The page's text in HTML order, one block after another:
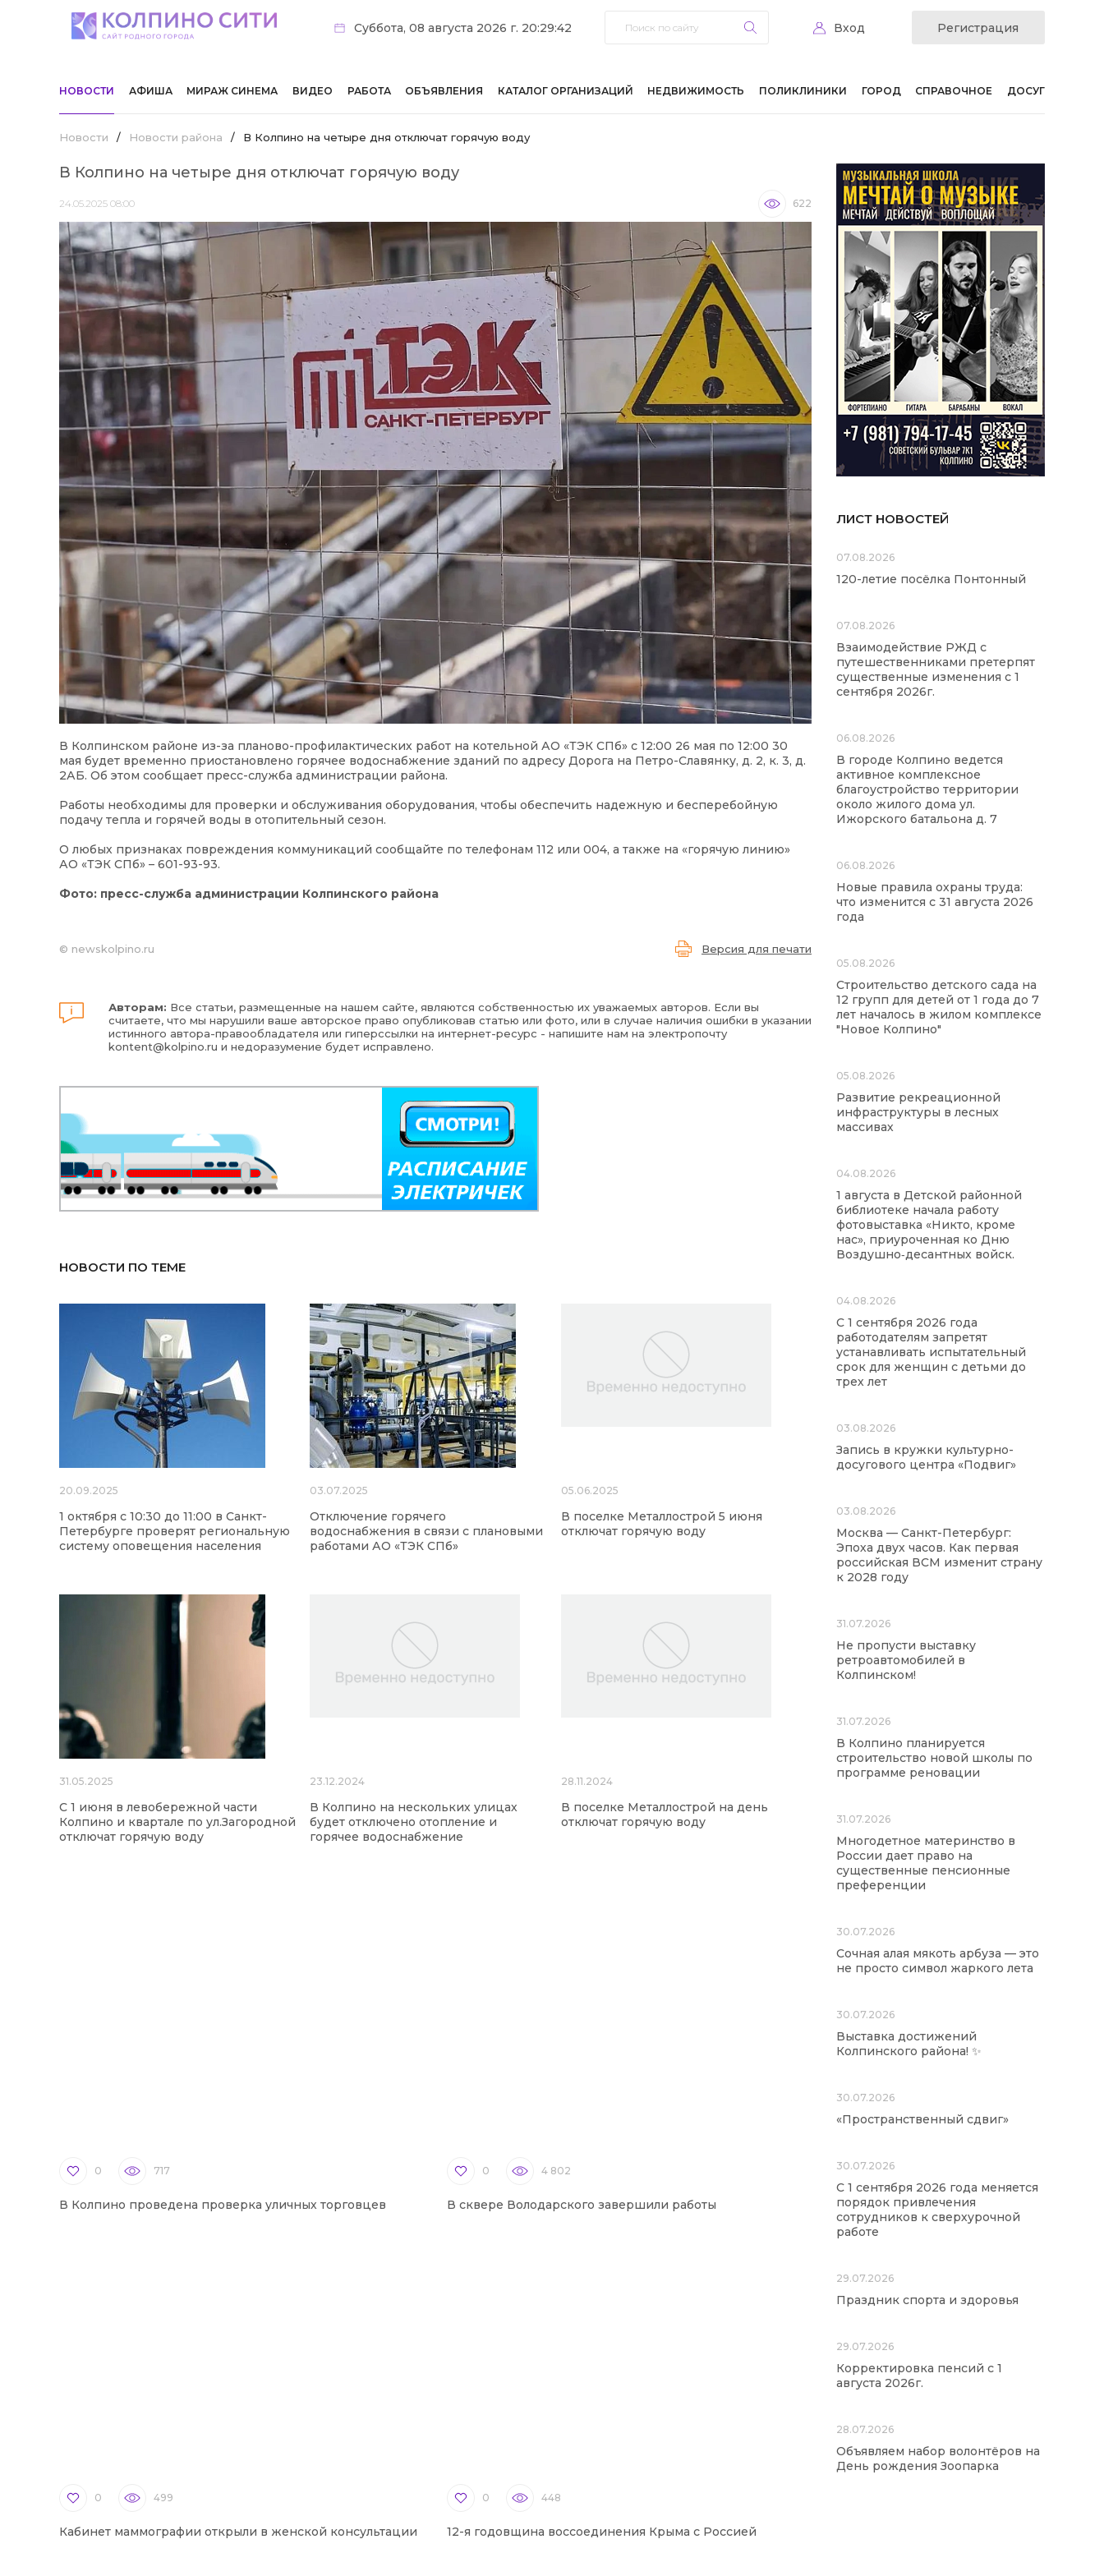
Суббота, 08 августа 2026 г. 20:29:42 Вход Регистрация
НОВОСТИ АФИША МИРАЖ СИНЕМА ВИДЕО РАБОТА ОБЪЯВЛЕНИЯ КАТАЛОГ ОРГАНИЗАЦИЙ НЕДВИЖИМОСТЬ ПОЛИКЛИНИКИ ГОРОД СПРАВОЧНОЕ ДОСУГ
Новости / Новости района / В Колпино на четыре дня отключат горячую воду
В Колпино на четыре дня отключат горячую воду
24.05.2025 08:00 622
В Колпинском районе из-за планово-профилактических работ на котельной АО «ТЭК СПб» с 12:00 26 мая по 12:00 30
мая будет временно приостановлено горячее водоснабжение зданий по адресу Дорога на Петро-Славянку, д. 2, к. 3, д.
2АБ. Об этом сообщает пресс-служба администрации района.
Работы необходимы для проверки и обслуживания оборудования, чтобы обеспечить надежную и бесперебойную
подачу тепла и горячей воды в отопительный сезон.
О любых признаках повреждения коммуникаций сообщайте по телефонам 112 или 004, а также на «горячую линию»
АО «ТЭК СПб» – 601-93-93.
Фото: пресс-служба администрации Колпинского района
© newskolpino.ru Версия для печати
Авторам: Все статьи, размещенные на нашем сайте, являются собственностью их уважаемых авторов. Если вы
считаете, что мы нарушили ваше авторское право опубликовав статью или фото, или в случае наличия ошибки в указании
истинного автора-правообладателя или гиперссылки на интернет-ресурс - напишите нам на электропочту
kontent@kolpino.ru и недоразумение будет исправлено.
НОВОСТИ ПО ТЕМЕ
20.09.2025
1 октября с 10:30 до 11:00 в Санкт-
Петербурге проверят региональную
систему оповещения населения
03.07.2025
Отключение горячего
водоснабжения в связи с плановыми
работами АО «ТЭК СПб»
05.06.2025
В поселке Металлострой 5 июня
отключат горячую воду
31.05.2025
С 1 июня в левобережной части
Колпино и квартале по ул.Загородной
отключат горячую воду
23.12.2024
В Колпино на нескольких улицах
будет отключено отопление и
горячее водоснабжение
28.11.2024
В поселке Металлострой на день
отключат горячую воду
0 717
В Колпино проведена проверка уличных торговцев
0 4 802
В сквере Володарского завершили работы
0 499
Кабинет маммографии открыли в женской консультации
0 448
12-я годовщина воссоединения Крыма с Россией
ЛИСТ НОВОСТЕЙ
07.08.2026
120-летие посёлка Понтонный
07.08.2026
Взаимодействие РЖД с
путешественниками претерпят
существенные изменения с 1
сентября 2026г.
06.08.2026
В городе Колпино ведется
активное комплексное
благоустройство территории
около жилого дома ул.
Ижорского батальона д. 7
06.08.2026
Новые правила охраны труда:
что изменится с 31 августа 2026
года
05.08.2026
Строительство детского сада на
12 групп для детей от 1 года до 7
лет началось в жилом комплексе
"Новое Колпино"
05.08.2026
Развитие рекреационной
инфраструктуры в лесных
массивах
04.08.2026
1 августа в Детской районной
библиотеке начала работу
фотовыставка «Никто, кроме
нас», приуроченная ко Дню
Воздушно‑десантных войск.
04.08.2026
С 1 сентября 2026 года
работодателям запретят
устанавливать испытательный
срок для женщин с детьми до
трех лет
03.08.2026
Запись в кружки культурно-
досугового центра «Подвиг»
03.08.2026
Москва — Санкт-Петербург:
Эпоха двух часов. Как первая
российская ВСМ изменит страну
к 2028 году
31.07.2026
Не пропусти выставку
ретроавтомобилей в
Колпинском!
31.07.2026
В Колпино планируется
строительство новой школы по
программе реновации
31.07.2026
Многодетное материнство в
России дает право на
существенные пенсионные
преференции
30.07.2026
Сочная алая мякоть арбуза — это
не просто символ жаркого лета
30.07.2026
Выставка достижений
Колпинского района! ✨
30.07.2026
«Пространственный сдвиг»
30.07.2026
С 1 сентября 2026 года меняется
порядок привлечения
сотрудников к сверхурочной
работе
29.07.2026
Праздник спорта и здоровья
29.07.2026
Корректировка пенсий с 1
августа 2026г.
28.07.2026
Объявляем набор волонтёров на
День рождения Зоопарка